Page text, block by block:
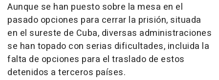
Aunque se han puesto sobre la mesa en el
pasado opciones para cerrar la prisión, situada
en el sureste de Cuba, diversas administraciones
se han topado con serias dificultades, incluida la
falta de opciones para el traslado de estos
detenidos a terceros países.